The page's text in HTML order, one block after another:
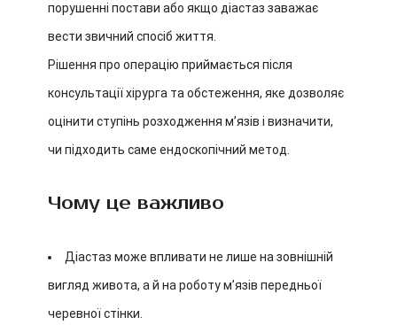
порушенні постави або якщо діастаз заважає
вести звичний спосіб життя.
Рішення про операцію приймається після
консультації хірурга та обстеження, яке дозволяє
оцінити ступінь розходження м’язів і визначити,
чи підходить саме ендоскопічний метод.
Чому це важливо
Діастаз може впливати не лише на зовнішній
вигляд живота, а й на роботу м’язів передньої
черевної стінки.